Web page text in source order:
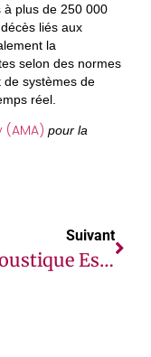
à plus de 250 000
liés aux
la
selon des normes
de systèmes de
réel.
pour la
Suivant
Le Moustique Est L’un Des Insectes Les Plus Étudiés Au Monde. Voici Pourquoi.